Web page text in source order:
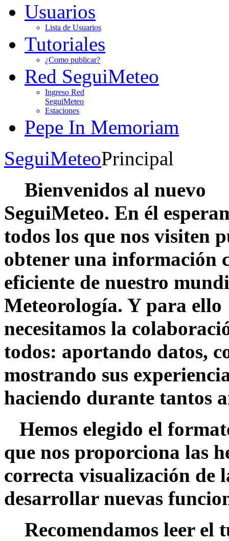
Usuarios
Lista de Usuarios
Tutoriales
¿Como publicar?
Red SeguiMeteo
Ingreso Red
SeguiMeteo
Estaciones
Pepe In Memoriam
SeguiMeteoPrincipal
Bienvenidos al nuevo
SeguiMeteo. En él
todos los que nos visiten
obtener una información
eficiente de nuestro
Meteorología. Y para ello
necesitamos la
todos: aportando datos,
mostrando sus
haciendo durante tantos
Hemos elegido el
que nos proporciona las
correcta visualización de
desarrollar nuevas
Recomendamos leer